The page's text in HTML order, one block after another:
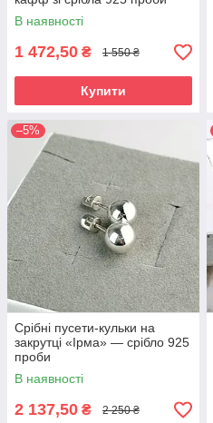
В наявності
1 472,50 ₴ 1 550 ₴
Купити
–5%
Срібні пусети-кульки на
закрутці «Ірма» — срібло 925
проби
В наявності
2 137,50 ₴ 2 250 ₴